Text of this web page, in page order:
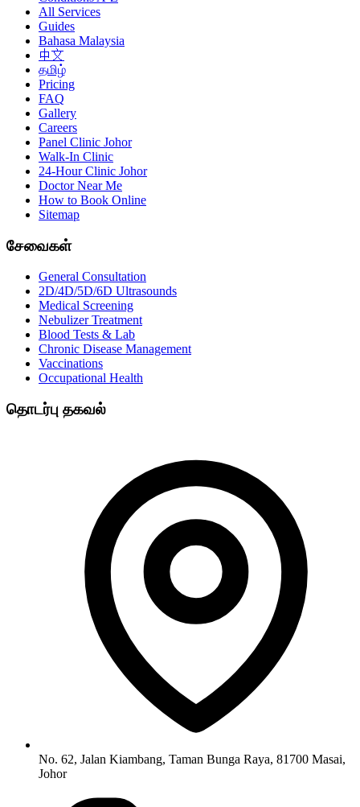
All Services
Guides
Bahasa Malaysia
中文
தமிழ்
Pricing
FAQ
Gallery
Careers
Panel Clinic Johor
Walk-In Clinic
24-Hour Clinic Johor
Doctor Near Me
How to Book Online
Sitemap
சேவைகள்
General Consultation
2D/4D/5D/6D Ultrasounds
Medical Screening
Nebulizer Treatment
Blood Tests & Lab
Chronic Disease Management
Vaccinations
Occupational Health
தொடர்பு தகவல்
No. 62, Jalan Kiambang, Taman Bunga Raya, 81700 Masai,
Johor